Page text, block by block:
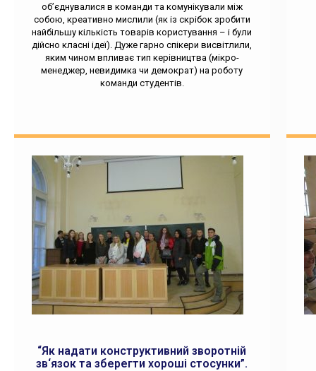
об’єднувалися в команди та комунікували між
собою, креативно мислили (як із скрібок зробити
найбільшу кількість товарів користування – і були
дійсно класні ідеї). Дуже гарно спікери висвітлили,
яким чином впливає тип керівництва (мікро-
менеджер, невидимка чи демократ) на роботу
команди студентів.
“Як надати конструктивний зворотній
зв‘язок та зберегти хороші стосунки”.